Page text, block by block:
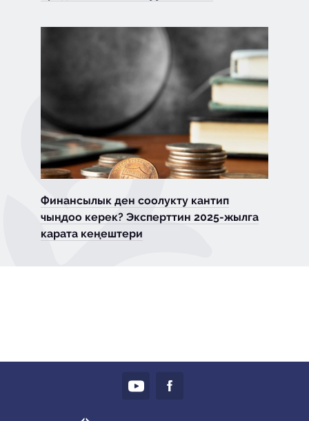
Финансылык ден соолукту кантип
чыңдоо керек? Эксперттин 2025-жылга
карата кеңештери